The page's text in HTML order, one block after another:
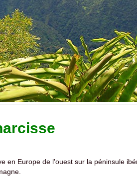
en Europe de l'ouest sur la péninsule